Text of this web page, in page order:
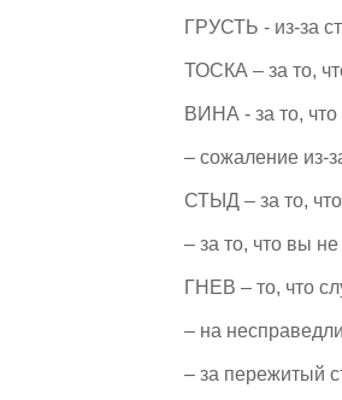
ГРУСТЬ - из-за
ТОСКА – за то,
ВИНА - за то,
– сожаление из-
СТЫД – за то,
– за то, что вы
ГНЕВ – то, что
– на
– за пережитый